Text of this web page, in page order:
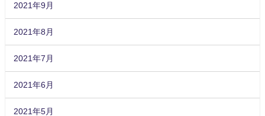
2021年9月
2021年8月
2021年7月
2021年6月
2021年5月